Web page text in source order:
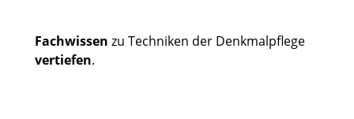
Fachwissen zu Techniken der Denkmalpflege
vertiefen.